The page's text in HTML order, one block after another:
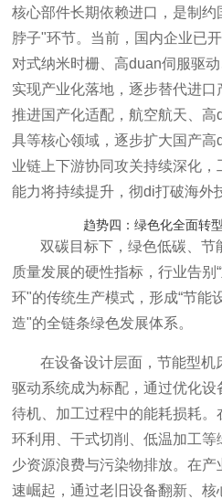
核心部件长期依赖进口，是制约
脖子"环节。当前，国内企业已
对式纳米时栅 、高duan伺服驱
实现产业化落地，逐步替代进
推进国产化适配，航空航天、
具等核心领域，逐步扩大国产
业链上下游协同攻关持续深化
能力将持续提升，彻di打破海外
趋势四：绿色化全面转
双碳目标下，绿色低碳、节
质量发展的硬性指标，行业告别
环"的传统生产模式，形成“节能
造"的全链条绿色发展体系。
在设备设计层面，节能型机
驱动系统成为标配，通过优化
待机、加工过程中的能耗损耗
环利用、干式切削
、低温加工
少资源浪费与污染物排放。在
速崛起，通过老旧设备翻新、核